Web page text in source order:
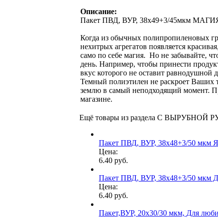
Описание:
Пакет ПВД, ВУР, 38х49+3/45мкм
Когда из обычных полипропиленовых
нехитрых агрегатов появляется
само по себе магия. Но не забывайте,
день. Например, чтобы принести
вкус которого не оставит
Темный полиэтилен не раскроет Ваших
землю в самый неподходящий момент.
магазине.
Ещё товары из раздела С ВЫРУБНОЙ
Пакет ПВД, ВУР, 38х48+3/50 мкм
Цена:
6.40 руб.
Пакет ПВД, ВУР, 38х48+3/50 мкм
Цена:
6.40 руб.
Пакет,ВУР, 20х30/30 мкм, Для